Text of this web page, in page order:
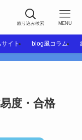
絞り込み検索 MENU
サイト blog風コラム
度・合格